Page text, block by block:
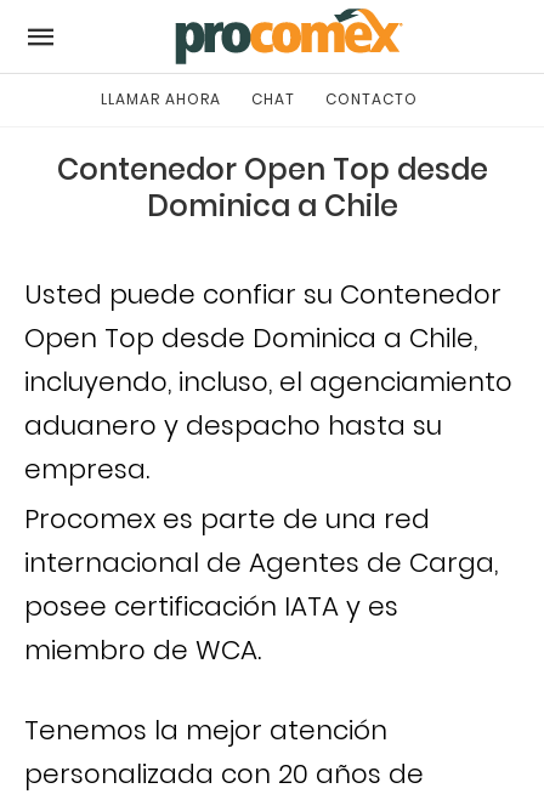
LLAMAR AHORA CHAT CONTACTO
Contenedor Open Top desde
Dominica a Chile
Usted puede confiar su Contenedor
Open Top desde Dominica a Chile,
incluyendo, incluso, el agenciamiento
aduanero y despacho hasta su
empresa.
Procomex es parte de una red
internacional de Agentes de Carga,
posee certificación IATA y es
miembro de WCA.
Tenemos la mejor atención
personalizada con 20 años de